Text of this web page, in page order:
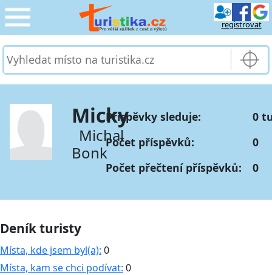
registrovat
CESTOVÁNÍ
SLUŽBY & DOPRAVA ›
PRO TURISTY ›
MOJE TURISTIKA ›
Micky
Michal
Bonk
Příspěvky sleduje:
0
Počet příspěvků:
0
Počet přečtení příspěvků:
0
Deník turisty
Místa, kde jsem byl(a): 0
Místa, kam se chci podívat: 0